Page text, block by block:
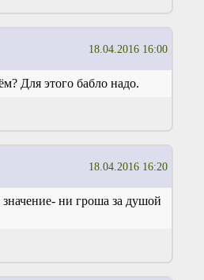
18.04.2016 16:00
Для этого бабло надо.
18.04.2016 16:20
значение- ни гроша за душой